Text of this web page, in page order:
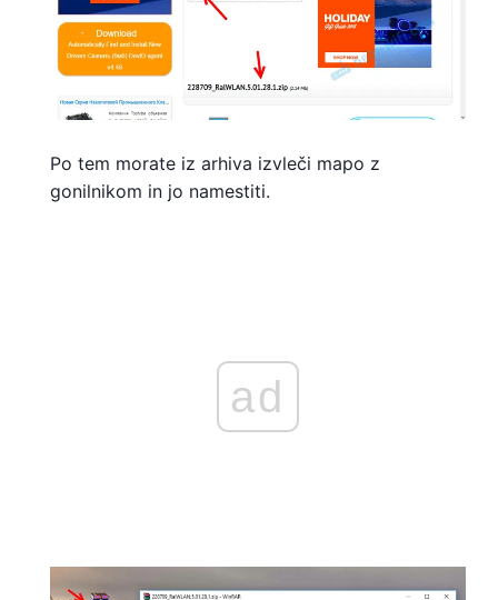
Po tem morate iz arhiva izvleči mapo z
gonilnikom in jo namestiti.
ad